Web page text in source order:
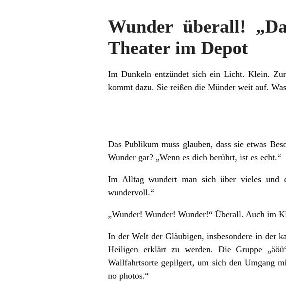
Wunder überall!
Theater im Depot
Im Dunkeln entzündet sich ein Licht. Klein.
kommt dazu. Sie reißen die Münder weit auf.
Das Publikum muss glauben, dass sie etwas
Wunder gar? „Wenn es dich berührt, ist es echt.“
Im Alltag wundert man sich über vieles und
wundervoll.“
„Wunder! Wunder! Wunder!“ Überall. Auch im
In der Welt der Gläubigen, insbesondere in der
Heiligen erklärt zu werden. Die Gruppe
Wallfahrtsorte gepilgert, um sich den Umgang
no photos.“